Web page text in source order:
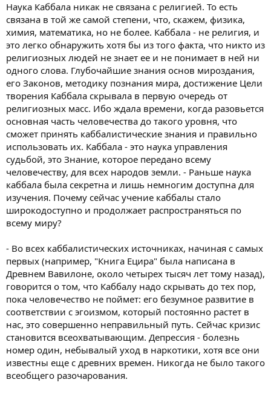
Наука Каббала никак не связана с религией. То есть
связана в той же самой степени, что, скажем, физика,
химия, математика, но не более. Каббала - не религия, и
это легко обнаружить хотя бы из того факта, что никто из
религиозных людей не знает ее и не понимает в ней ни
одного слова. Глубочайшие знания основ мироздания,
его Законов, методику познания мира, достижение Цели
творения Каббала скрывала в первую очередь от
религиозных масс. Ибо ждала времени, когда разовьется
основная часть человечества до такого уровня, что
сможет принять каббалистические знания и правильно
использовать их. Каббала - это наука управления
судьбой, это Знание, которое передано всему
человечеству, для всех народов земли. - Раньше наука
каббала была секретна и лишь немногим доступна для
изучения. Почему сейчас учение каббалы стало
широкодоступно и продолжает распространяться по
всему миру?
- Во всех каббалистических источниках, начиная с самых
первых (например, "Книга Ецира" была написана в
Древнем Вавилоне, около четырех тысяч лет тому назад),
говорится о том, что Каббалу надо скрывать до тех пор,
пока человечество не поймет: его безумное развитие в
соответствии с эгоизмом, который постоянно растет в
нас, это совершенно неправильный путь. Сейчас кризис
становится всеохватывающим. Депрессия - болезнь
номер один, небывалый уход в наркотики, хотя все они
известны еще с древних времен. Никогда не было такого
всеобщего разочарования.